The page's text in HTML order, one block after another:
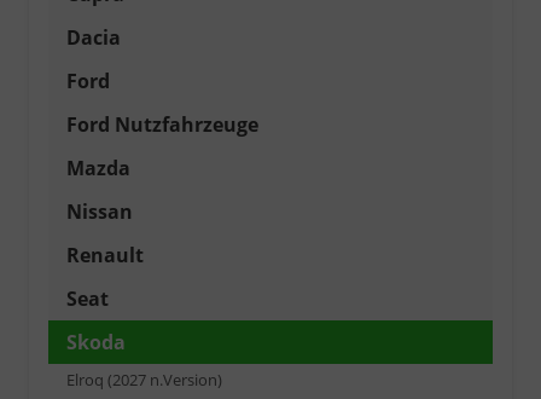
Dacia
Ford
Ford Nutzfahrzeuge
Mazda
Nissan
Renault
Seat
Skoda
Elroq (2027 n.Version)